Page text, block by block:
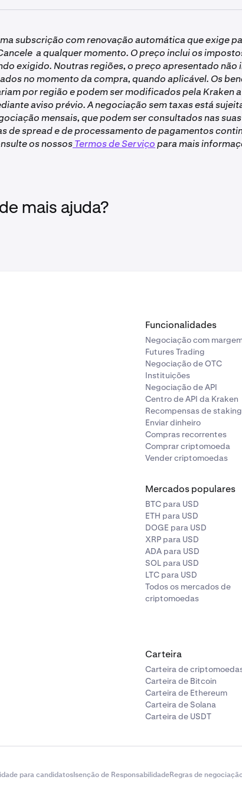
individual verificada para ser elegível. Sigaestes
Kraken.
Kraken+ deve estar ativa e em situação regular,
e está configurada para renovar normalmente.
na Kraken Pro e na aplicação Kraken Pro não é
para clientes no Reino Unido
subscrição com renovação automática que exige
a qualquer momento. O preço inclui os
exigido. Noutras regiões, o preço apresentado
no momento da compra, quando aplicável. Os
por região e podem ser modificados pela Kraken
aviso prévio. A negociação sem taxas está
mensais, que podem ser consultados nas
de spread e de processamento de pagamentos
os nossosTermos de Serviçopara mais
mais ajuda?
Funcionalidades
Negociação com
Futures Trading
Negociação de OTC
Instituições
Negociação de API
Centro de API da Kraken
Recompensas de staking
Enviar dinheiro
Compras recorrentes
Comprar criptomoeda
Vender criptomoedas
Mercados populares
BTC para USD
ETH para USD
DOGE para USD
XRP para USD
ADA para USD
SOL para USD
LTC para USD
Todos os mercados de
criptomoedas
Carteira
Carteira de
Carteira de Bitcoin
Carteira de Ethereum
Carteira de Solana
Carteira de USDT
para candidatosIsenção de ResponsabilidadeRegras de